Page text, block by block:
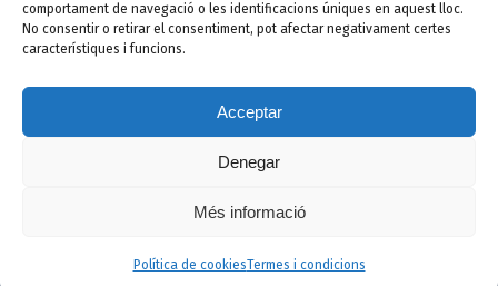
comportament de navegació o les identificacions úniques en aquest lloc.
No consentir o retirar el consentiment, pot afectar negativament certes
característiques i funcions.
Acceptar
Denegar
Més informació
Política de cookiesTermes i condicions
Cookies
Facebook